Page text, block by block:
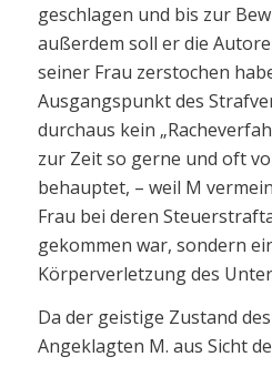
geschlagen und bis zur
außerdem soll er die
seiner Frau zerstochen
Ausgangspunkt des
durchaus kein
zur Zeit so gerne und oft
behauptet, – weil M
Frau bei deren
gekommen war, sondern
Körperverletzung des
Da der geistige Zustand
Angeklagten M. aus Sicht